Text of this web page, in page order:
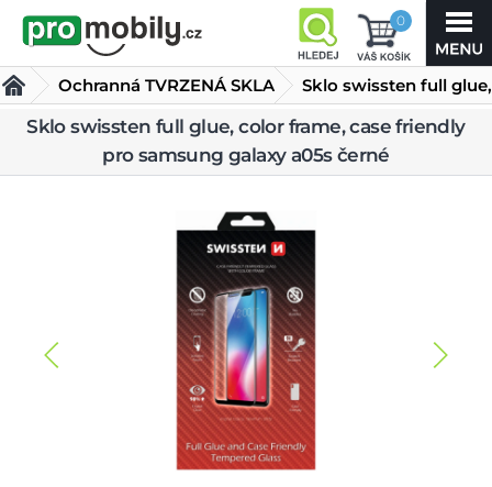
0
Ochranná TVRZENÁ SKLA
Sklo swissten full glue,
color frame, case
friendly pro samsung galaxy a05s černé
Sklo swissten full glue, color frame, case friendly
pro samsung galaxy a05s černé